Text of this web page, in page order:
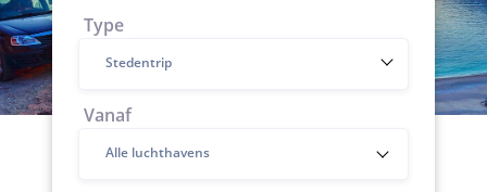
Type
Stedentrip
Vanaf